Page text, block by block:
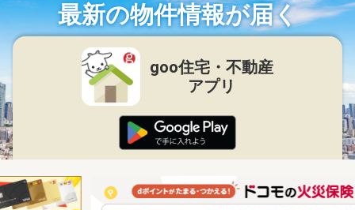
最新の物件情報が届く
goo住宅・不動産
アプリ